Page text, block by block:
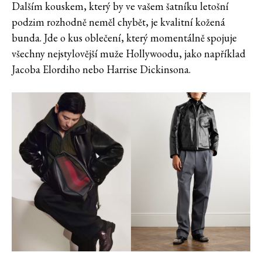
Dalším kouskem, který by ve vašem šatníku letošní
podzim rozhodně neměl chybět, je kvalitní kožená
bunda. Jde o kus oblečení, který momentálně spojuje
všechny nejstylovější muže Hollywoodu, jako například
Jacoba Elordiho nebo Harrise Dickinsona.